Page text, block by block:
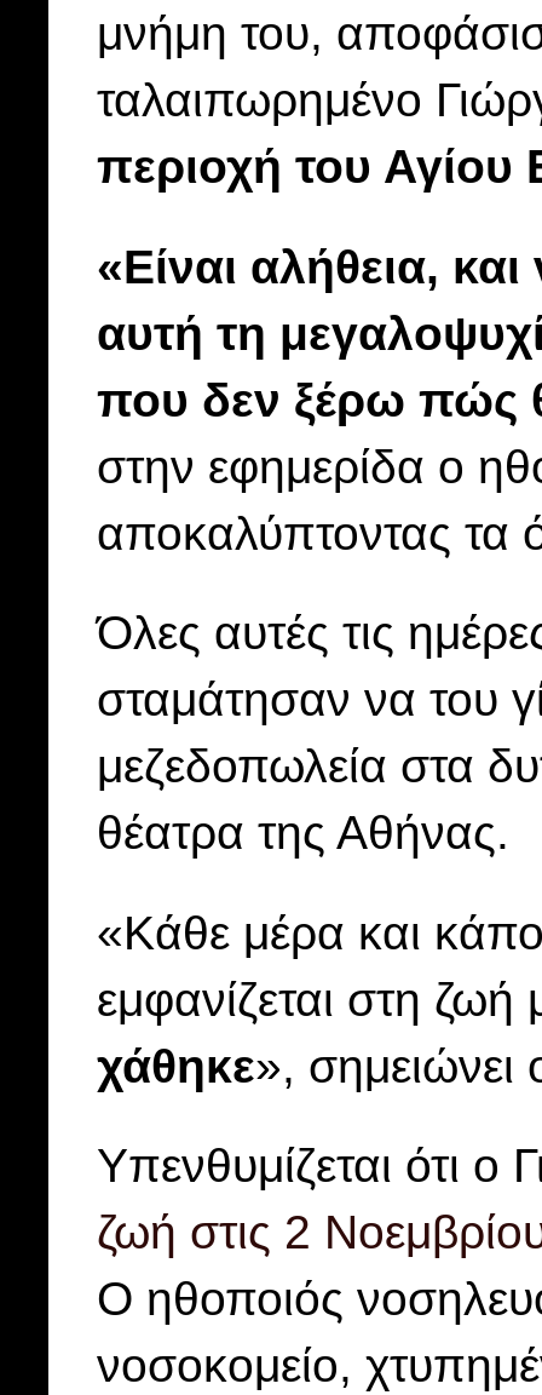
μνήμη του,
ταλαιπωρημένο
περιοχή του
«Είναι αλήθεια,
αυτή τη
που δεν ξέρω πώς
στην εφημερίδα ο
αποκαλύπτοντας τα
Όλες αυτές τις
σταμάτησαν να του
μεζεδοπωλεία στα
θέατρα της Αθήνας.
«Κάθε μέρα και
εμφανίζεται στη
χάθηκε»,
Υπενθυμίζεται ότι ο
ζωή στις 2
Ο ηθοποιός
νοσοκομείο,